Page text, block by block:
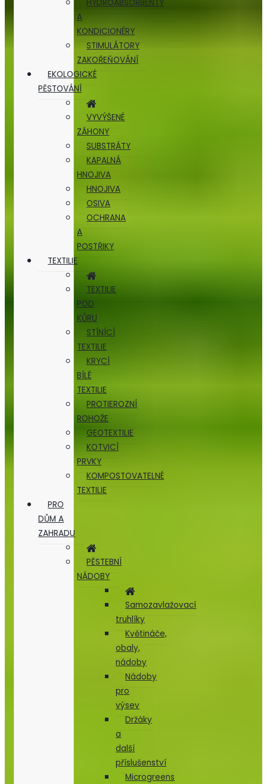
HYDROABSORBENTY
A
KONDICIONÉRY
STIMULÁTORY
ZAKOŘEŇOVÁNÍ
EKOLOGICKÉ
PĚSTOVÁNÍ
VYVÝŠENÉ
ZÁHONY
SUBSTRÁTY
KAPALNÁ
HNOJIVA
HNOJIVA
OSIVA
OCHRANA
A
POSTŘIKY
TEXTILIE
TEXTILIE
POD
KŮRU
STÍNÍCÍ
TEXTILIE
KRYCÍ
BÍLÉ
TEXTILIE
PROTIEROZNÍ
ROHOŽE
GEOTEXTILIE
KOTVICÍ
PRVKY
KOMPOSTOVATELNÉ
TEXTILIE
PRO
DŮM A
ZAHRADU
PĚSTEBNÍ
NÁDOBY
Samozavlažovací
truhlíky
Květináče,
obaly,
nádoby
Nádoby
pro
výsev
Držáky
a
další
příslušenství
Microgreens